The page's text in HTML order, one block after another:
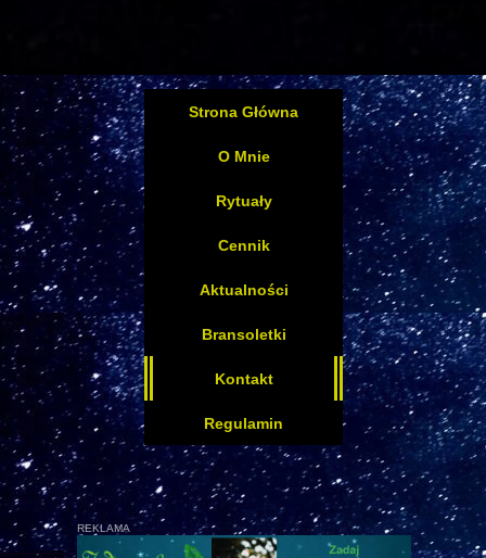
Strona Główna
O Mnie
Rytuały
Cennik
Aktualności
Bransoletki
Kontakt
Regulamin
REKLAMA